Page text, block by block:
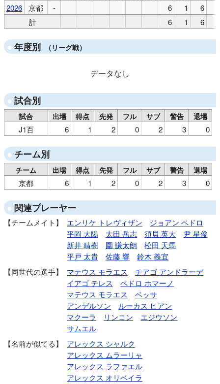
2026 京都 - 6 1 6
計
6 1 6
年度別 （リーグ戦）
データなし
試合別
試合 出場 得点 先発 フル サブ 警告 退場
J1百 6 1 2 0 2 3 0
チーム別
チーム 出場 得点 先発 フル サブ 警告 退場
京都 6 1 2 0 2 3 0
関連プレーヤー
チームメイト エンリケ トレヴィザン
ジョアン ペドロ
平岡 大陽
太田 岳志 須貝 英大
尹 星俊
新井 晴樹
圍 謙太朗
松田 天馬
平戸 太貴
佐藤 響
鈴木 義宜
同世代の選手
マテウス モラエス
チアゴ アンドラーデ
イアゴ テレス
ペドロ ホマーノ
マテウス モラエス
ベッサ
アンデルソン
ルーカス ヒアン
マクーラ
リンコン
エジウソン
サムエル
名前が似てる
アレックス シャルク
アレックス ムラーリャ
アレックス ラファエル
アレックス オリベイラ